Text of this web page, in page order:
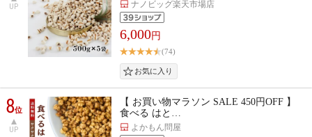
UP ナノビッグ楽天市場店
6,000円
(74)
8位
UP
【 お買い物マラソン SALE 450円OFF 】
食べる はと…
よかもん問屋